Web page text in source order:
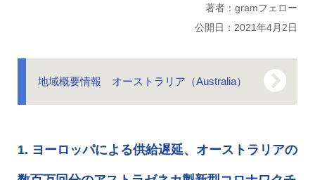
著者：gramフェロー
公開日：2021年4月2日
地域概要情報 オーストラリア（Australia）
1. ヨーロッパによる供給遅延、オーストラリアの